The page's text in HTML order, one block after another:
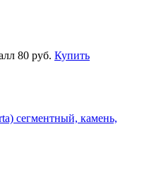
80 руб. Купить
сегментный, камень,